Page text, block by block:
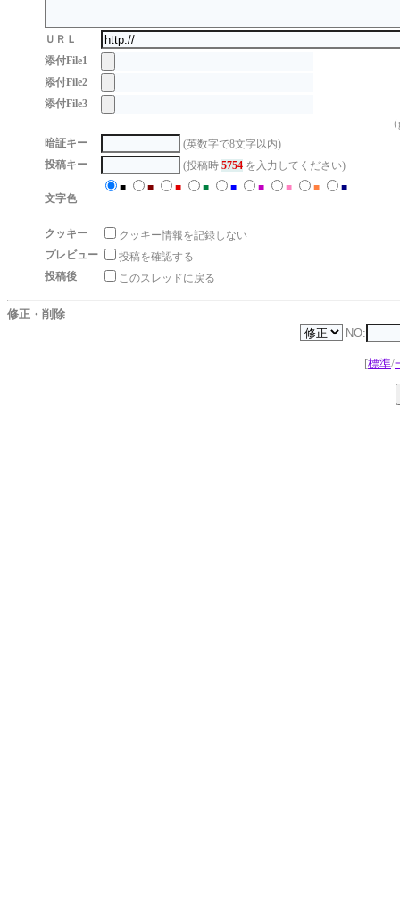
ＵＲＬ
添付File1
添付File2
添付File3
暗証キー
(英数字で8文字以内)
投稿キー
(投稿時 5754 を入力してください)
文字色
■ ■ ■ ■ ■ ■ ■ ■ ■
クッキー
クッキー情報を記録しない
プレビュー
投稿を確認する
投稿後
このスレッドに戻る
修正・削除
NO:
[標準/